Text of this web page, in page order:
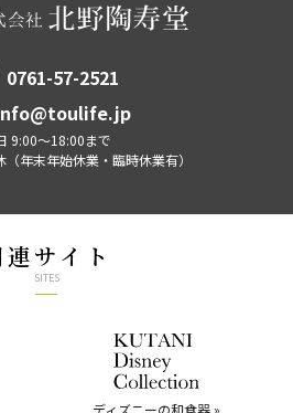
0761-57-2521
9:00～18:00まで
年末年始休業・臨時休業有）
連サイト
SITES
ディズニーの和食器 »